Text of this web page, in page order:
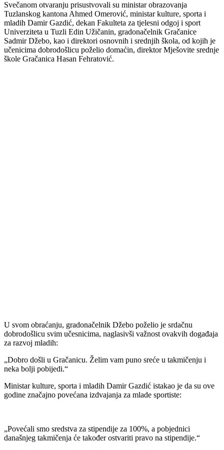
Svečanom otvaranju prisustvovali su ministar obrazovanja
Tuzlanskog kantona Ahmed Omerović, ministar kulture, sporta i
mladih Damir Gazdić, dekan Fakulteta za tjelesni odgoj i sport
Univerziteta u Tuzli Edin Užičanin, gradonačelnik Gračanice
Sadmir Džebo, kao i direktori osnovnih i srednjih škola, od kojih je
učenicima dobrodošlicu poželio domaćin, direktor Mješovite srednje
škole Gračanica Hasan Fehratović.
U svom obraćanju, gradonačelnik Džebo poželio je srdačnu
dobrodošlicu svim učesnicima, naglasivši važnost ovakvih događaja
za razvoj mladih:
„Dobro došli u Gračanicu. Želim vam puno sreće u takmičenju i
neka bolji pobijedi.“
Ministar kulture, sporta i mladih Damir Gazdić istakao je da su ove
godine značajno povećana izdvajanja za mlade sportiste:
„Povećali smo sredstva za stipendije za 100%, a pobjednici
današnjeg takmičenja će također ostvariti pravo na stipendije.“